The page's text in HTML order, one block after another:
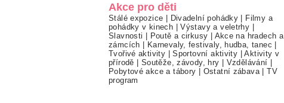
Akce pro děti
Stálé expozice | Divadelní pohádky | Filmy a
pohádky v kinech |Výstavy a veletrhy |
Slavnosti | Poutě a cirkusy | Akce na hradech a
zámcích | Karnevaly, festivaly, hudba, tanec |
Tvořivé aktivity |Sportovní aktivity |Aktivity v
přírodě | Soutěže, závody, hry | Vzdělávání |
Pobytové akce a tábory | Ostatní zábava |TV
program